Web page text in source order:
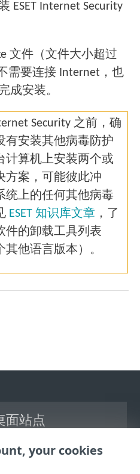
ESET Internet Security
文件（文件大小超过
需要连接 Internet，也
成安装。
Security 之前，确
有安装其他病毒防护
计算机上安装两个或
方案，可能彼此冲
统上的任何其他病毒
ESET 知识库文章 ，了
件的卸载工具列表
其他语言版本）。
面站点
识库
your cookies